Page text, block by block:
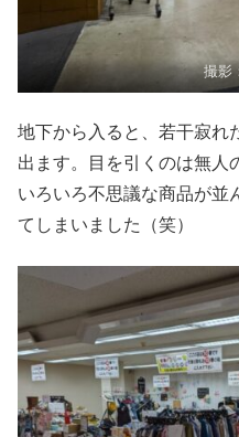
撮影
地下から入ると、若干寂れ
出ます。目を引くのは無人
いろいろ不思議な商品が並
てしまいました（笑）